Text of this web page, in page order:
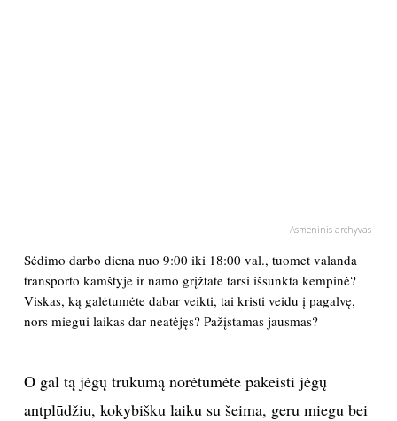
POLITIKA
KULTŪRA
KINAS
Asmeninis archyvas
Sėdimo darbo diena nuo 9:00 iki 18:00 val., tuomet valanda
transporto kamštyje ir namo grįžtate tarsi išsunkta kempinė?
Viskas, ką galėtumėte dabar veikti, tai kristi veidu į pagalvę,
nors miegui laikas dar neatėjęs? Pažįstamas jausmas?
O gal tą jėgų trūkumą norėtumėte pakeisti jėgų
antplūdžiu, kokybišku laiku su šeima, geru miegu bei